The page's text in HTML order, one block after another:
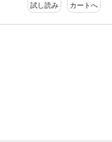
試し読み カートへ